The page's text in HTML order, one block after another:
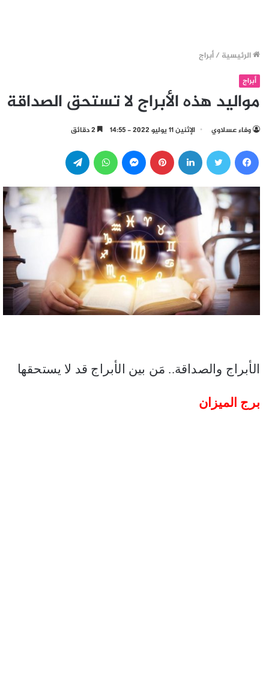
الرئيسية /أبراج
أبراج
مواليد هذه الأبراج لا تستحق الصداقة
وفاء عسلاوي الإثنين 11 يوليو 2022 - 14:55
الأبراج والصداقة.. مَن بين الأبراج قد لا يستحقها
برج الميزان